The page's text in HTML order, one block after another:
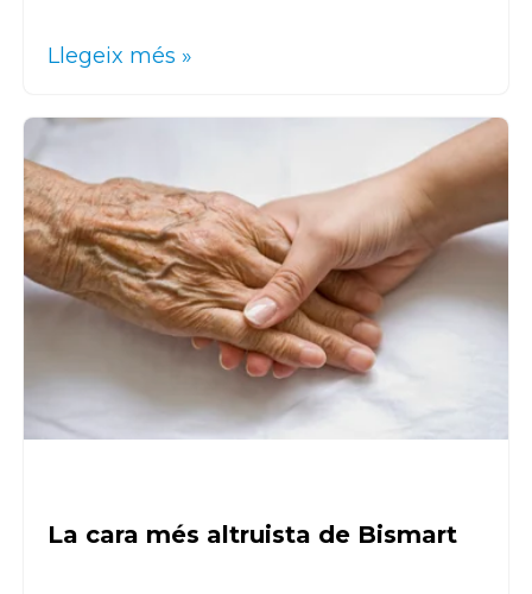
Llegeix més »
La cara més altruista de Bismart